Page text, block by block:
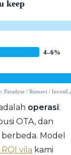
operasi:
OTA, dan
Model
vila kami